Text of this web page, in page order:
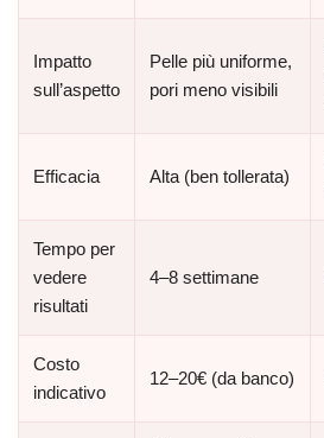
Impatto
sull’aspetto
Pelle più uniforme,
pori meno visibili
Efficacia Alta (ben tollerata)
Tempo per
vedere
risultati
4–8 settimane
Costo
indicativo
12–20€ (da banco)